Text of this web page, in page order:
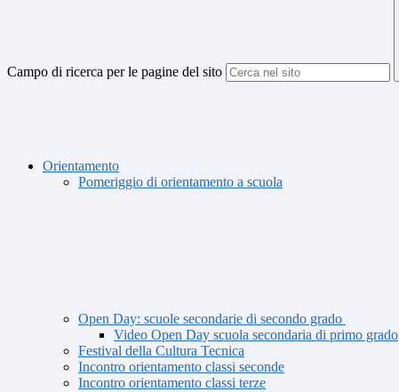
Campo di ricerca per le pagine del sito
Orientamento
Pomeriggio di orientamento a scuola
Open Day: scuole secondarie di secondo grado
Video Open Day scuola secondaria di primo grado
Festival della Cultura Tecnica
Incontro orientamento classi seconde
Incontro orientamento classi terze